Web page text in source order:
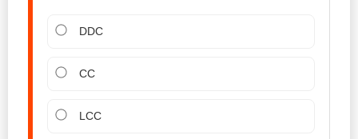
DDC
CC
LCC